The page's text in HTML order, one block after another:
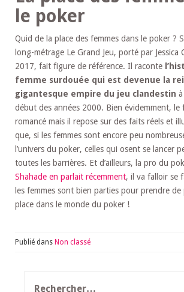
le poker
Quid de la place des femmes dans le poker ?
long-métrage Le Grand Jeu, porté par Jessica
2017, fait figure de référence. Il raconte
femme surdouée qui est devenue la
gigantesque empire du jeu clandestin
début des années 2000. Bien évidemment, le
romancé mais il repose sur des faits réels et
que, si les femmes sont encore peu
l’univers du poker, celles qui osent se lancer
toutes les barrières. Et d’ailleurs, la pro du
Shahade en parlait récemment, il va falloir se
les femmes sont bien parties pour prendre
place dans le monde du poker !
Publié dans Non classé